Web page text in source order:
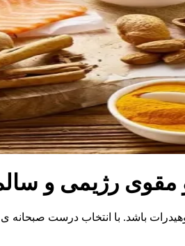
باشد. با انتخاب درست صبحانه